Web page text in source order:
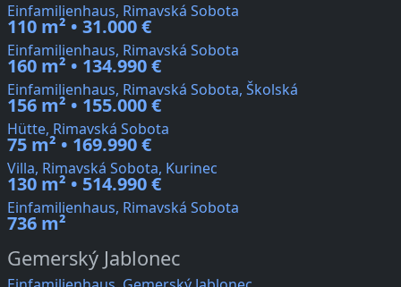
Einfamilienhaus, Rimavská Sobota
110 m² • 31.000 €
Einfamilienhaus, Rimavská Sobota
160 m² • 134.990 €
Einfamilienhaus, Rimavská Sobota, Školská
156 m² • 155.000 €
Hütte, Rimavská Sobota
75 m² • 169.990 €
Villa, Rimavská Sobota, Kurinec
130 m² • 514.990 €
Einfamilienhaus, Rimavská Sobota
736 m²
Gemerský Jablonec